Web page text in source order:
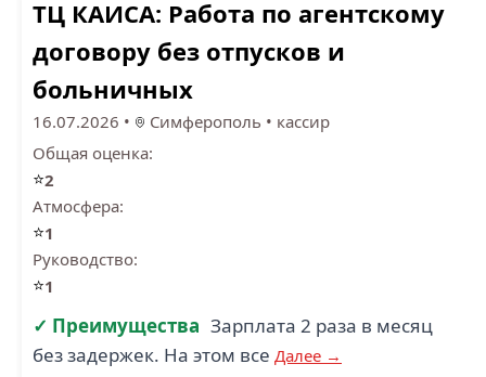
ТЦ КАИСА: Работа по агентскому
договору без отпусков и
больничных
16.07.2026 • Симферополь • кассир
Общая оценка:
⭐2
Атмосфера:
⭐1
Руководство:
⭐1
✓ Преимущества Зарплата 2 раза в месяц
без задержек. На этом все Далее →